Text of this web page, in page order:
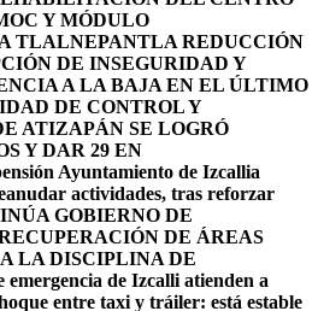
Y MÓDULO
TLALNEPANTLA REDUCCIÓN
DE INSEGURIDAD Y
A LA BAJA EN EL ÚLTIMO
DE CONTROL Y
ATIZAPÁN SE LOGRÓ
Y DAR 29 EN
Ayuntamiento de Izcallia
actividades, tras reforzar
GOBIERNO DE
DE ÁREAS
LA DISCIPLINA DE
emergencia de Izcalli atienden a
entre taxi y tráiler: está estable